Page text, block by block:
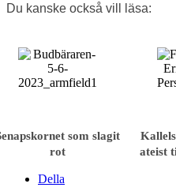
Du kanske också vill läsa:
som slagit
rot
ateist
Della